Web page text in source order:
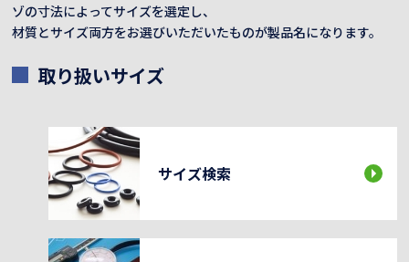
ゾの寸法によってサイズを選定し、
材質とサイズ両方をお選びいただいたものが製品名になります。
取り扱いサイズ
サイズ検索